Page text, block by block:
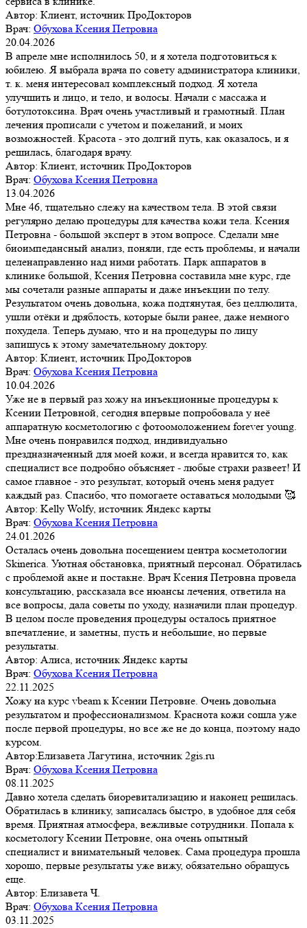
Автор: Клиент, источник ПроДокторов
Врач: Обухова Ксения Петровна
20.04.2026
В апреле мне исполнилось 50, и я хотела подготовиться к
юбилею. Я выбрала врача по совету администратора клиники,
т. к. меня интересовал комплексный подход. Я хотела
улучшить и лицо, и тело, и волосы. Начали с массажа и
ботулотоксина. Врач очень участливый и грамотный. План
лечения прописали с учетом и пожеланий, и моих
возможностей. Красота - это долгий путь, как оказалось, и я
решилась, благодаря врачу.
Автор: Клиент, источник ПроДокторов
Врач: Обухова Ксения Петровна
13.04.2026
Мне 46, тщательно слежу на качеством тела. В этой связи
регулярно делаю процедуры для качества кожи тела. Ксения
Петровна - большой эксперт в этом вопросе. Сделали мне
биоимпедансный анализ, поняли, где есть проблемы, и начали
целенаправленно над ними работать. Парк аппаратов в
клинике большой, Ксения Петровна составила мне курс, где
мы сочетали разные аппараты и даже инъекции по телу.
Результатом очень довольна, кожа подтянутая, без целлюлита,
ушли отёки и дряблость, которые были ранее, даже немного
похудела. Теперь думаю, что и на процедуры по лицу
запишусь к этому замечательному доктору.
Автор: Клиент, источник ПроДокторов
Врач: Обухова Ксения Петровна
10.04.2026
Уже не в первый раз хожу на инъекционные процедуры к
Ксении Петровной, сегодня впервые попробовала у неё
аппаратную косметологию с фотоомоложением forever young.
Мне очень понравился подход, индивидуально
прездназначенный для моей кожи, и всегда нравится то, как
специалист все подробно объясняет - любые страхи развеет! И
самое главное - это результат, который очень меня радует
каждый раз. Спасибо, что помогаете оставаться молодыми 🥰
Автор: Kelly Wolfy, источник Яндекс карты
Врач: Обухова Ксения Петровна
24.01.2026
Осталась очень довольна посещением центра косметологии
Skinerica. Уютная обстановка, приятный персонал. Обратилась
с проблемой акне и постакне. Врач Ксения Петровна провела
консультацию, рассказала все нюансы лечения, ответила на
все вопросы, дала советы по уходу, назначили план процедур.
В целом после проведения процедуры осталось приятное
впечатление, и заметны, пусть и небольшие, но первые
результаты.
Автор: Алиса, источник Яндекс карты
Врач: Обухова Ксения Петровна
22.11.2025
Хожу на курс vbeam к Ксении Петровне. Очень довольна
результатом и профессионализмом. Краснота кожи сошла уже
после первой процедуры, но все же не до конца, поэтому надо
курсом.
Автор:​Елизавета Лагутина, источник 2gis.ru
Врач: Обухова Ксения Петровна
08.11.2025
Давно хотела сделать биоревитализацию и наконец решилась.
Обратилась в клинику, записалась быстро, в удобное для себя
время. Приятная атмосфера, вежливые сотрудники. Попала к
косметологу Ксении Петровне, она очень опытный
специалист и внимательный человек. Сама процедура прошла
хорошо, первые результаты уже вижу, обязательно обращусь
еще.
Автор: Елизавета Ч.
Врач: Обухова Ксения Петровна
03.11.2025